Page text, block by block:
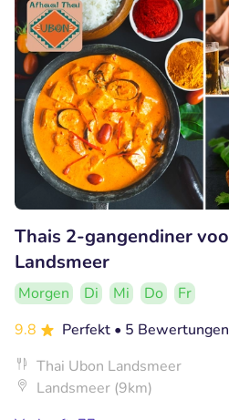
Thais 2-gangendiner
Landsmeer
Morgen Di Mi Do
Fr
9.8
Perfekt • 5 Bewertungen
Thai Ubon Landsmeer
Landsmeer (9km)